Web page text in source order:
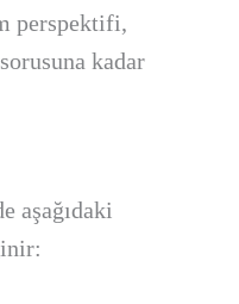
perspektifi,
kadar
aşağıdaki